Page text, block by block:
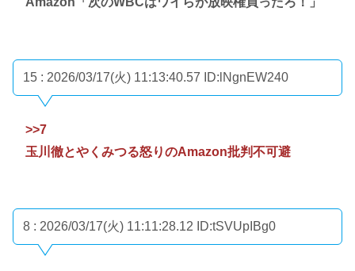
15 : 2026/03/17(火) 11:13:40.57 ID:lNgnEW240
>>7
玉川徹とやくみつる怒りのAmazon批判不可避
8 : 2026/03/17(火) 11:11:28.12 ID:tSVUpIBg0